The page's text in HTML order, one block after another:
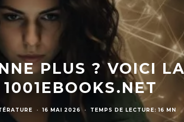
PLUS ? VOICI
· 16 MAI 2026 · TEMPS DE LECTURE: 16 MN